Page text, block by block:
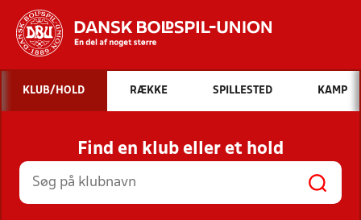
Hvad vil du søge efter?
INDHOLD OG NYHEDER
STILLINGER, RESULTATER, KLUBBER OG
HOLD
KLUB/HOLD RÆKKE SPILLESTED KAMP
Find en klub eller et hold